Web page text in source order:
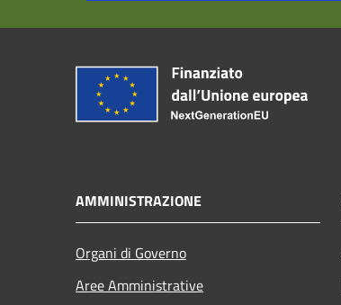
AMMINISTRAZIONE
Organi di Governo
Aree Amministrative